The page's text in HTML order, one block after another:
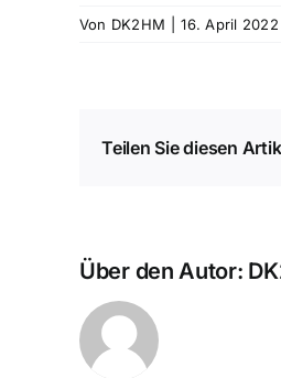
Von DK2HM 16. April 2022
Teilen Sie diesen
Über den Autor: